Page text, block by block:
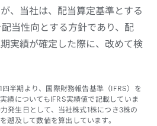
、当社は、配当算定基準とする
当性向とする方針であり、配
実績が確定した際に、改めて検
四半期より、国際財務報告基準（IFRS）を
績についてもIFRS実績値で記載していま
発生日として、当社株式1株につき3株の
遡及して数値を算出しています。